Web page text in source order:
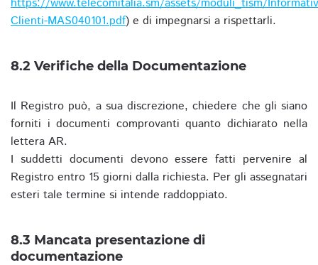
Clienti-MAS040101.pdf) e di impegnarsi a rispettarli.
8.2 Verifiche della Documentazione
Il Registro può, a sua discrezione, chiedere che gli siano
forniti i documenti comprovanti quanto dichiarato nella
lettera AR.
I suddetti documenti devono essere fatti pervenire al
Registro entro 15 giorni dalla richiesta. Per gli assegnatari
esteri tale termine si intende raddoppiato.
8.3 Mancata presentazione di
documentazione